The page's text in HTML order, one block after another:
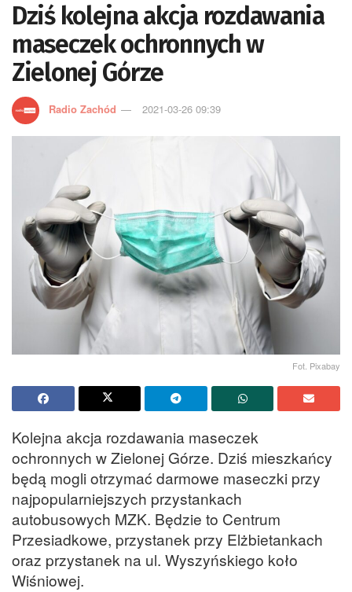
Dziś kolejna akcja rozdawania
maseczek ochronnych w
Zielonej Górze
Radio Zachód 2021-03-26 09:39
Fot. Pixabay
Kolejna akcja rozdawania maseczek
ochronnych w Zielonej Górze. Dziś mieszkańcy
będą mogli otrzymać darmowe maseczki przy
najpopularniejszych przystankach
autobusowych MZK. Będzie to Centrum
Przesiadkowe, przystanek przy Elżbietankach
oraz przystanek na ul. Wyszyńskiego koło
Wiśniowej.